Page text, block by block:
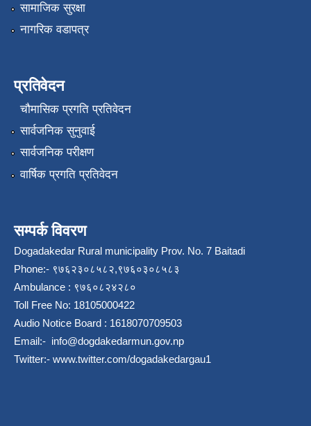
सामाजिक सुरक्षा
नागरिक वडापत्र
प्रतिवेदन
चौमासिक प्रगति प्रतिवेदन
सार्वजनिक सुनुवाई
सार्वजनिक परीक्षण
वार्षिक प्रगति प्रतिवेदन
सम्पर्क विवरण
Dogadakedar Rural municipality Prov. No. 7 Baitadi
Phone:- ९७६२३०८५८२,९७६०३०८५८३
Ambulance : ९७६०८२४२८०
Toll Free No: 18105000422
Audio Notice Board : 1618070709503
Email:- info@dogdakedarmun.gov.np
Twitter:- www.twitter.com/dogadakedargau1